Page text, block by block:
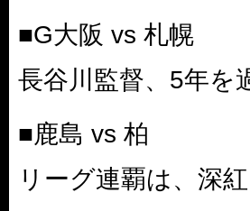
■G大阪 vs 札幌
長谷川監督、5年を
■鹿島 vs 柏
リーグ連覇は、深